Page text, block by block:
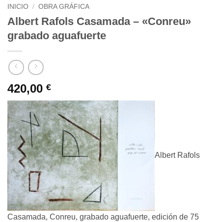
INICIO / OBRA GRÁFICA
Albert Rafols Casamada – «Conreu»
grabado aguafuerte
420,00 €
Albert Rafols
Casamada, Conreu, grabado aguafuerte, edición de 75